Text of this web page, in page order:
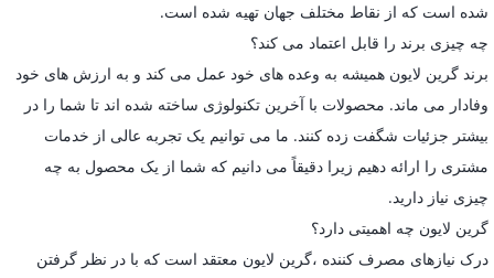
شده است که از نقاط مختلف جهان تهیه شده است.
چه چیزی برند را قابل اعتماد می کند؟
برند گرین لایون همیشه به وعده های خود عمل می کند و به ارزش های خود
وفادار می ماند. محصولات با آخرین تکنولوژی ساخته شده اند تا شما را در
بیشتر جزئیات شگفت زده کنند. ما می توانیم یک تجربه عالی از خدمات
مشتری را ارائه دهیم زیرا دقیقاً می دانیم که شما از یک محصول به چه
چیزی نیاز دارید.
گرین لایون چه اهمیتی دارد؟
درک نیازهای مصرف کننده ،گرین لایون معتقد است که با در نظر گرفتن